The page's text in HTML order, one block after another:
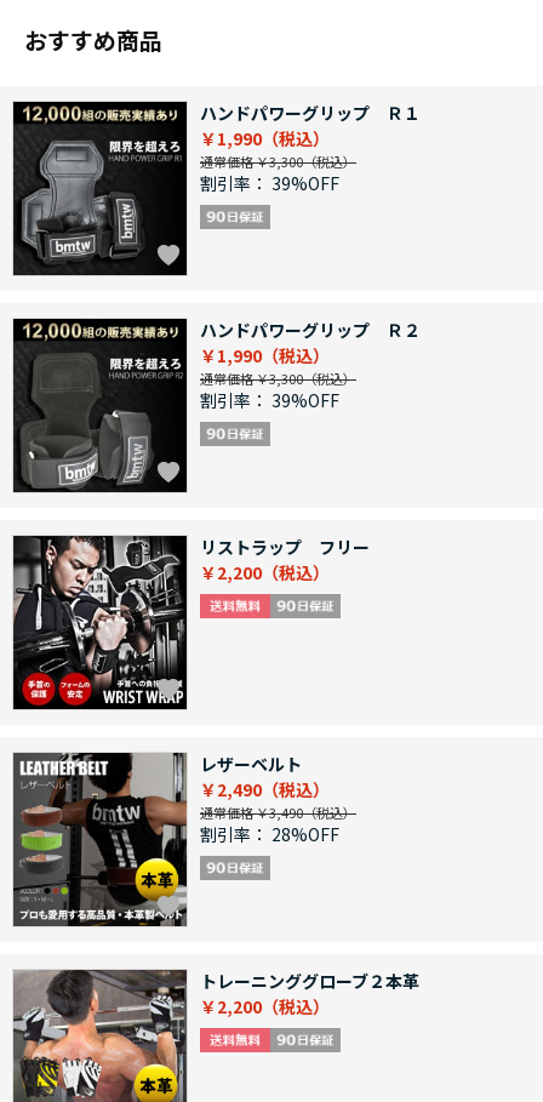
おすすめ商品
ハンドパワーグリップ Ｒ１
￥1,990
通常価格 ￥3,300
割引率： 39%OFF
ハンドパワーグリップ Ｒ２
￥1,990
通常価格 ￥3,300
割引率： 39%OFF
リストラップ フリー
￥2,200
レザーベルト
￥2,490
通常価格 ￥3,490
割引率： 28%OFF
トレーニンググローブ２本革
￥2,200